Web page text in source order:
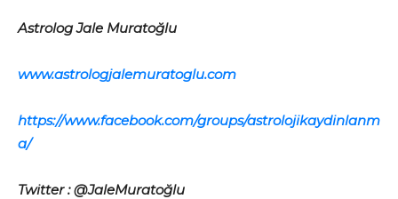
Astrolog Jale Muratoğlu
www.astrologjalemuratoglu.com
https://www.facebook.com/groups/astrolojikaydinlanm
a/
Twitter : @JaleMuratoğlu